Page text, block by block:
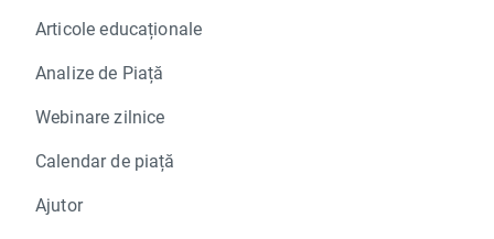
Articole educaționale
Analize de Piață
Webinare zilnice
Calendar de piață
Ajutor